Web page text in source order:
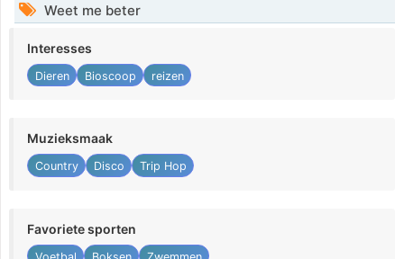
Weet me beter
Interesses
Dieren Bioscoop reizen
Muzieksmaak
Country Disco Trip Hop
Favoriete sporten